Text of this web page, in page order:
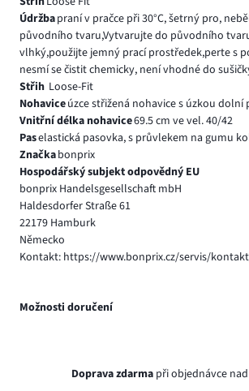
Údržbapraní v pračce při 30°C, šetrný pro,
původního tvaru,Vytvarujte do původního
vlhký,použijte jemný prací prostředek,perte s
nesmí se čistit chemicky, není vhodné do
Střih Loose-Fit
Nohaviceúzce střižená nohavice s úzkou dolní
Vnitřní délka nohavice69.5 cm ve vel. 40/42
Paselastická pasovka, s průvlekem na gumu
Značkabonprix
Hospodářský subjekt odpovědný EU
bonprix Handelsgesellschaft mbH
Haldesdorfer Straße 61
22179 Hamburk
Německo
Kontakt: https://www.bonprix.cz/servis/
Možnosti doručení
Doprava zdarma při objednávce nad